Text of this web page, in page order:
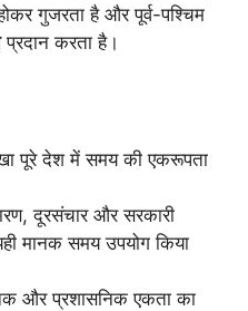
गुजरता है और पूर्व-पश्चिम
प्रदान करता है।
पूरे देश में समय की एकरूपता
दूरसंचार और सरकारी
मानक समय उपयोग किया
और प्रशासनिक एकता का